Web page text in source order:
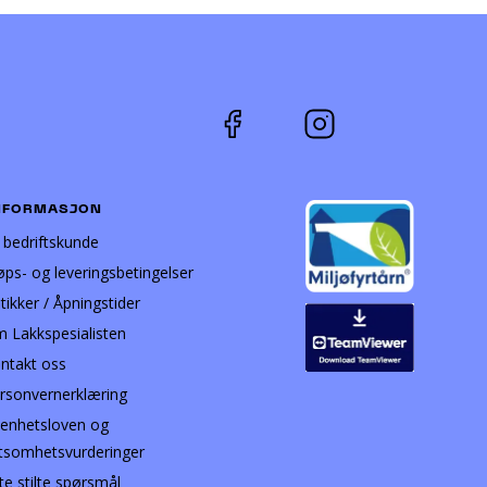
bedriftskunde
og leveringsbetingelser
/ Åpningstider
Lakkspesialisten
oss
og
stilte spørsmål